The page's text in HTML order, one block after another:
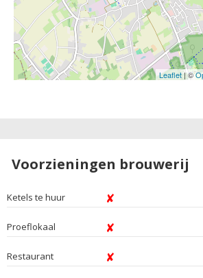
Leaflet| ©
Voorzieningen brouwerij
Ketels te huur
Proeflokaal
Restaurant